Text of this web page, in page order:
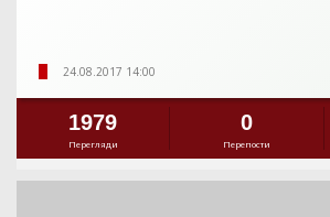
24.08.2017 14:00
1979
Перегляди
0
Перепости